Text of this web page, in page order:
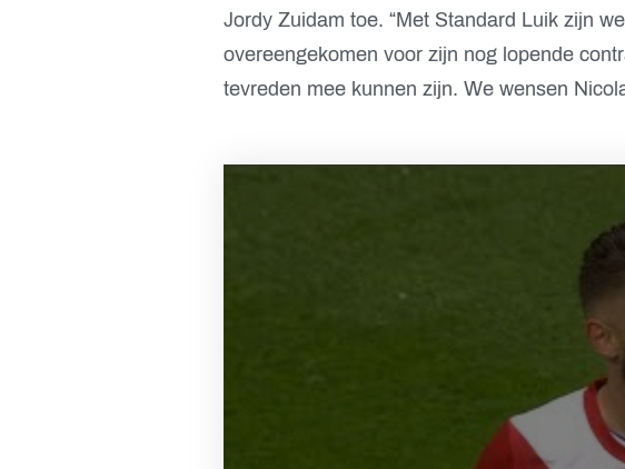
Jordy Zuidam toe. “Met Standard Luik zijn
overeengekomen voor zijn nog lopende
tevreden mee kunnen zijn. We wensen